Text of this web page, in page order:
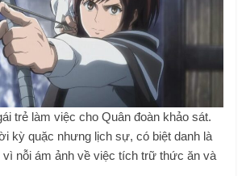
trẻ làm việc cho Quân đoàn khảo sát.
kỳ quặc nhưng lịch sự, có biệt danh là
vì nỗi ám ảnh về việc tích trữ thức ăn và